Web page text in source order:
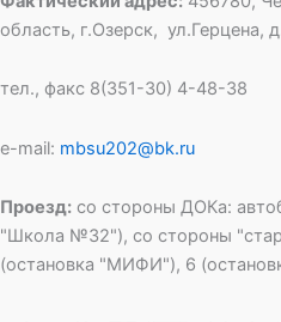
область, г.Озерск, ул.Герцена,
тел., факс 8(351-30) 4-48-38
e-mail: mbsu202@bk.ru
Проезд: со стороны ДОКа:
"Школа №32"), со стороны
(остановка "МИФИ"), 6